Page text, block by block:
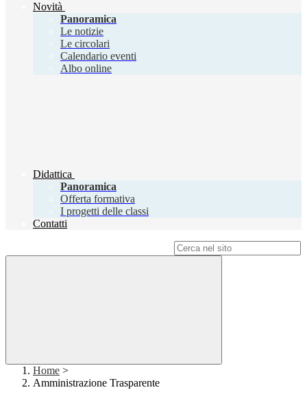
Novità
Panoramica
Le notizie
Le circolari
Calendario eventi
Albo online
Didattica
Panoramica
Offerta formativa
I progetti delle classi
Contatti
Home >
Amministrazione Trasparente